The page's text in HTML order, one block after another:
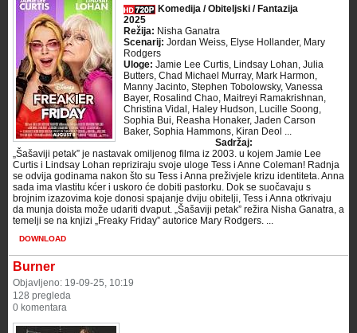
Komedija / Obiteljski / Fantazija
2025
Režija: Nisha Ganatra
Scenarij: Jordan Weiss, Elyse Hollander, Mary
Rodgers
Uloge: Jamie Lee Curtis, Lindsay Lohan, Julia
Butters, Chad Michael Murray, Mark Harmon,
Manny Jacinto, Stephen Tobolowsky, Vanessa
Bayer, Rosalind Chao, Maitreyi Ramakrishnan,
Christina Vidal, Haley Hudson, Lucille Soong,
Sophia Bui, Reasha Honaker, Jaden Carson
Baker, Sophia Hammons, Kiran Deol ...
Sadržaj:
„Šašaviji petak” je nastavak omiljenog filma iz 2003. u kojem Jamie Lee
Curtis i Lindsay Lohan repriziraju svoje uloge Tess i Anne Coleman! Radnja
se odvija godinama nakon što su Tess i Anna preživjele krizu identiteta. Anna
sada ima vlastitu kćer i uskoro će dobiti pastorku. Dok se suočavaju s
brojnim izazovima koje donosi spajanje dviju obitelji, Tess i Anna otkrivaju
da munja doista može udariti dvaput. „Šašaviji petak” režira Nisha Ganatra, a
temelji se na knjizi „Freaky Friday” autorice Mary Rodgers. ...
DOWNLOAD
Burner
Objavljeno: 19-09-25, 10:19
128 pregleda
0 komentara